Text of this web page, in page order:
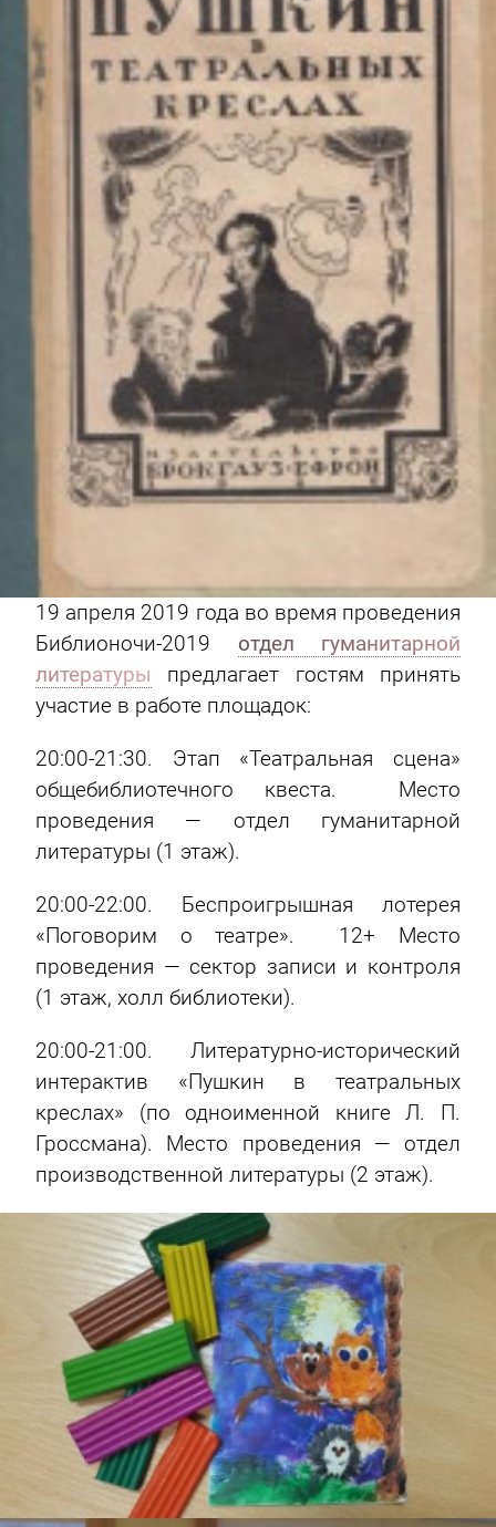
19 апреля 2019 года во время проведения
Библионочи-2019 отдел гуманитарной
литературы
предлагает гостям принять
участие в работе площадок:
20:00-21:30. Этап «Театральная сцена»
общебиблиотечного квеста. Место
проведения — отдел гуманитарной
литературы (1 этаж).
20:00-22:00. Беспроигрышная лотерея
«Поговорим о театре». 12+ Место
проведения — сектор записи и контроля
(1 этаж, холл библиотеки).
20:00-21:00. Литературно-исторический
интерактив «Пушкин в театральных
креслах» (по одноименной книге Л. П.
Гроссмана). Место проведения — отдел
производственной литературы (2 этаж).